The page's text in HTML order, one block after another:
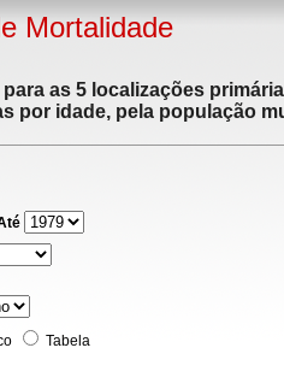
Mortalidade
as 5 localizações
por idade, pela população
Tabela